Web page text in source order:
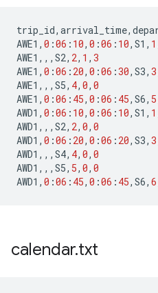
trip_id, arrival_time,
AWE1 , 0 :06 : 10, 0 :06 : 10, S1 , 1
AWE1 ,,, S2, 2, 1 , 3
AWE1 , 0 :06 : 20, 0 :06 :30, S3, 3
AWE1 ,,, S5, 4, 0, 0
AWE1 , 0 :06 : 45, 0 :06 : 45, S6, 5
AWD1 , 0 :06 : 10, 0 :06 : 10, S1 , 1
AWD1 ,,, S2, 2, 0, 0
AWD1 , 0 :06 : 20, 0 :06 : 20, S3, 3
AWD1 ,,, S4, 4, 0, 0
AWD1 ,,, S5, 5, 0, 0
AWD1 , 0 :06 : 45, 0 :06 : 45, S6, 6
calendar.txt